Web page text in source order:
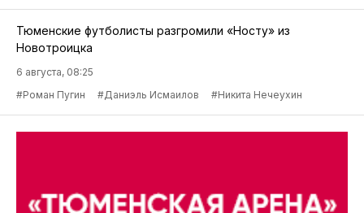
Тюменские футболисты разгромили «Носту» из
Новотроицка
6 августа, 08:25
#Роман Пугин
#Даниэль Исмаилов #Никита Нечеухин